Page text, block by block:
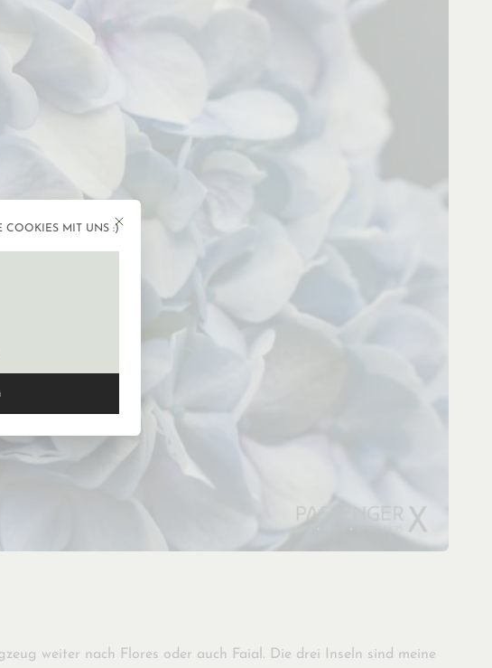
weiter nach Flores oder auch Faial. Die drei Inseln sind meine
Mit diesem Button wird der Dialog geschlossen. Seine Funktionalität ist
COOKIES MIT UNS :)